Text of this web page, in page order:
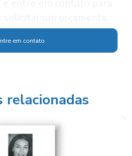
em contato
relacionadas